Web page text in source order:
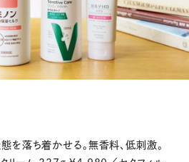
を落ち着かせる。無香料、低刺激。